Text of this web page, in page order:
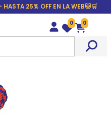
HASTA 25% OFF EN LA WEB🐱🛒
Wishlist
0
Carrito
0